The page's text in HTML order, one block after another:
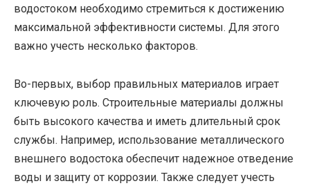
водостоком необходимо стремиться к достижению
максимальной эффективности системы. Для этого
важно учесть несколько факторов.
Во-первых, выбор правильных материалов играет
ключевую роль. Строительные материалы должны
быть высокого качества и иметь длительный срок
службы. Например, использование металлического
внешнего водостока обеспечит надежное отведение
воды и защиту от коррозии. Также следует учесть